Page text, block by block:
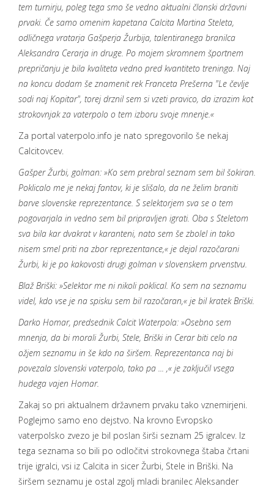
tem turnirju, poleg tega smo še vedno aktualni članski državni
prvaki. Če samo omenim kapetana Calcita Martina Steleta,
odličnega vratarja Gašperja Žurbija, talentiranega branilca
Aleksandra Cerarja in druge. Po mojem skromnem športnem
prepričanju je bila kvaliteta vedno pred kvantiteto treninga. Naj
na koncu dodam še znamenit rek Franceta Prešerna "Le čevlje
sodi naj Kopitar", torej drznil sem si vzeti pravico, da izrazim kot
strokovnjak za vaterpolo o tem izboru svoje mnenje.«
Za portal vaterpolo.info je nato spregovorilo še nekaj
Calcitovcev.
Gašper Žurbi, golman: »Ko sem prebral seznam sem bil šokiran.
Poklicalo me je nekaj fantov, ki je slišalo, da ne želim braniti
barve slovenske reprezentance. S selektorjem sva se o tem
pogovarjala in vedno sem bil pripravljen igrati. Oba s Steletom
sva bila kar dvakrat v karanteni, nato sem še zbolel in tako
nisem smel priti na zbor reprezentance,« je dejal razočarani
Žurbi, ki je po kakovosti drugi golman v slovenskem prvenstvu.
Blaž Briški: »Selektor me ni nikoli poklical. Ko sem na seznamu
videl, kdo vse je na spisku sem bil razočaran,« je bil kratek Briški.
Darko Homar, predsednik Calcit Waterpola: »Osebno sem
mnenja, da bi morali Žurbi, Stele, Briški in Cerar biti celo na
ožjem seznamu in še kdo na širšem. Reprezentanca naj bi
povezala slovenski vaterpolo, tako pa ... ,« je zaključil vsega
hudega vajen Homar.
Zakaj so pri aktualnem državnem prvaku tako vznemirjeni.
Poglejmo samo eno dejstvo. Na krovno Evropsko
vaterpolsko zvezo je bil poslan širši seznam 25 igralcev. Iz
tega seznama so bili po odločitvi strokovnega štaba črtani
trije igralci, vsi iz Calcita in sicer Žurbi, Stele in Briški. Na
širšem seznamu je ostal zgolj mladi branilec Aleksander